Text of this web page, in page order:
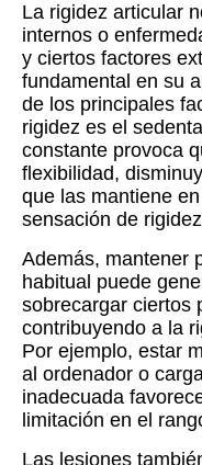
La rigidez articular
internos o
y ciertos factores
fundamental en su
de los principales
rigidez es el
constante provoca
flexibilidad,
que las mantiene
sensación de
Además, mantener
habitual puede
sobrecargar ciertos
contribuyendo a la
Por ejemplo, estar
al ordenador o
inadecuada
limitación en el
Las lesiones